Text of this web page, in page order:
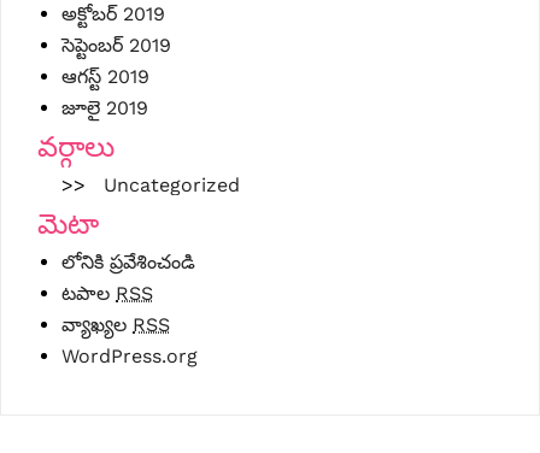
అక్టోబర్ 2019
సెప్టెంబర్ 2019
ఆగస్ట్ 2019
జూలై 2019
వర్గాలు
Uncategorized
మెటా
లోనికి ప్రవేశించండి
టపాల RSS
వ్యాఖ్యల RSS
WordPress.org